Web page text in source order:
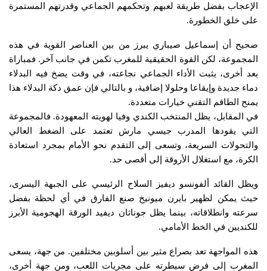
الإعجاب بفضل طريقة لعبهم وتحكمهم الجماعي وقدرتهم المستمرة
على خلق الخطورة.
​صحيح أن إسماعيل صيباري يبرز من بين العناصر القوية في هذه
المجموعة، لكن القوة الحقيقية للمغرب تكمن في جانب آخر. فمباراة
بعد أخرى، يثبت الأداء الجماعي نجاعته، في وقت يضخ فيه البدلاء
دماء جديدة وإيقاعا وحلولا إضافية، و بالتالي فإن عمق دكة البدلاء هذا
يمنح الطاقم التقني خيارات متعددة.
في المقابل، يظل المنتخب الكندي وفيا لهويته المعهودة. فالمجموعة
التي يقودها المدرب جيسي مارش تعتمد على الضغط العالي
والتحولات السريعة، وتسعى إلى التقدم نحو الأمام بمجرد استعادة
الكرة، مع استغلال الأروقة إلى أقصى حد.
​ويظل القائد ألفونسو ديفيز السلاح الرئيسي على الجبهة اليسرى،
حيث يمكن لظهير بايرن ميونيخ صنع الفارق في أي لحظة بفضل
سرعته وانطلاقاته، بينما يظل جوناثان ديفيد الورقة الهجومية الأبرز
للكنديين في الخط الأمامي.
هذه المواجهة تعد بصراع مثير بين أسلوبين مختلفين. من جهة، يسعى
المغرب إلى فرض سيطرته على مجريات اللعب، ومن جهة أخرى،